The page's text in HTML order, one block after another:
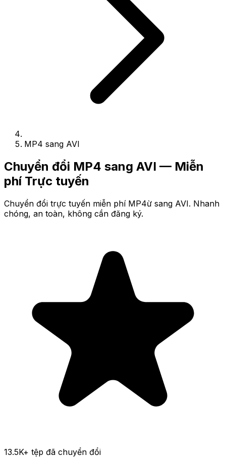
MP4 sang AVI
Chuyển đổi MP4 sang AVI — Miễn
phí Trực tuyến
Chuyển đổi trực tuyến miễn phí MP4ừ sang AVI. Nhanh
chóng, an toàn, không cần đăng ký.
13.5K+ tệp đã chuyển đổi